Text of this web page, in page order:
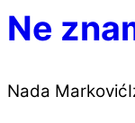
Ne
Nada Marković